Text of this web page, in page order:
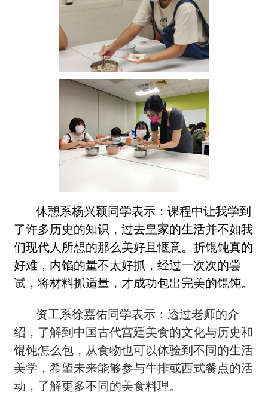
休憩系杨兴颖同学表示：课程中让我学到
了许多历史的知识，过去皇家的生活并不如我
们现代人所想的那么美好且惬意。折馄饨真的
好难，内馅的量不太好抓，经过一次次的尝
试，将材料抓适量，才成功包出完美的馄饨。
资工系徐嘉佑同学表示：透过老师的介
绍，了解到中国古代宫廷美食的文化与历史和
馄饨怎么包，从食物也可以体验到不同的生活
美学，希望未来能够参与牛排或西式餐点的活
动，了解更多不同的美食料理。